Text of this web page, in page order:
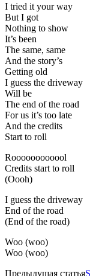
I tried it your way
But I got
Nothing to show
It’s been
The same, same
And the story’s
Getting old
I guess the driveway
Will be
The end of the road
For us it’s too late
And the credits
Start to roll
Roooooooooool
Credits start to roll
(Oooh)
I guess the driveway
End of the road
(End of the road)
Woo (woo)
Woo (woo)
Предыдущая статья